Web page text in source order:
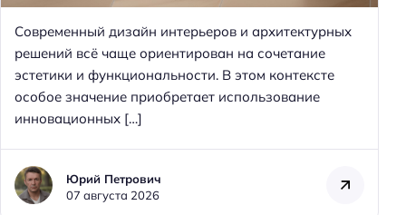
Современный дизайн интерьеров и архитектурных
решений всё чаще ориентирован на сочетание
эстетики и функциональности. В этом контексте
особое значение приобретает использование
инновационных […]
Юрий Петрович
07 августа 2026